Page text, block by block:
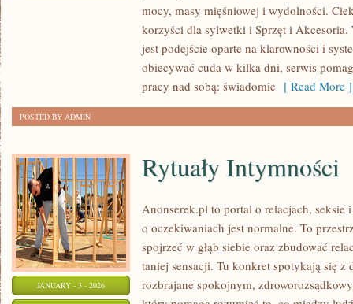
mocy, masy mięśniowej i wydolności.
korzyści dla sylwetki i Sprzęt i Akcesoria.
jest podejście oparte na klarowności i
obiecywać cuda w kilka dni, serwis
pracy nad sobą: świadomie [ Read More ]
POSTED BY ADMIN
JANUARY - 3 - 2026
Rytuały Intymności
Anonserek.pl to portal o relacjach,
o oczekiwaniach jest normalne. To
spojrzeć w głąb siebie oraz zbudować
taniej sensacji. Tu konkret spotykają się z
rozbrajane spokojnym,